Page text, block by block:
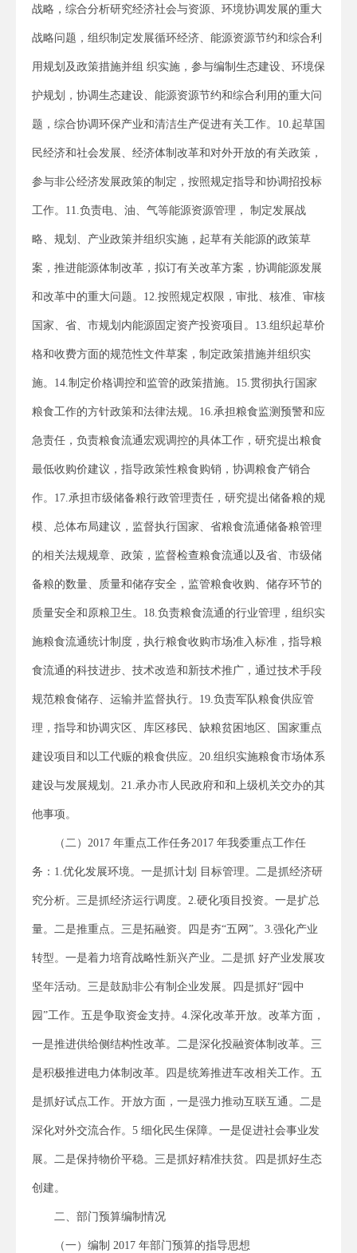
战略，综合分析研究经济社会与资源、环境协调发展的重大
战略问题，组织制定发展循环经济、能源资源节约和综合利
用规划及政策措施并组 织实施，参与编制生态建设、环境保
护规划，协调生态建设、能源资源节约和综合利用的重大问
题，综合协调环保产业和清洁生产促进有关工作。10.起草国
民经济和社会发展、经济体制改革和对外开放的有关政策，
参与非公经济发展政策的制定，按照规定指导和协调招投标
工作。11.负责电、油、气等能源资源管理， 制定发展战
略、规划、产业政策并组织实施，起草有关能源的政策草
案，推进能源体制改革，拟订有关改革方案，协调能源发展
和改革中的重大问题。12.按照规定权限，审批、核准、审核
国家、省、市规划内能源固定资产投资项目。13.组织起草价
格和收费方面的规范性文件草案，制定政策措施并组织实
施。14.制定价格调控和监管的政策措施。15.贯彻执行国家
粮食工作的方针政策和法律法规。16.承担粮食监测预警和应
急责任，负责粮食流通宏观调控的具体工作，研究提出粮食
最低收购价建议，指导政策性粮食购销，协调粮食产销合
作。17.承担市级储备粮行政管理责任，研究提出储备粮的规
模、总体布局建议，监督执行国家、省粮食流通储备粮管理
的相关法规规章、政策，监督检查粮食流通以及省、市级储
备粮的数量、质量和储存安全，监管粮食收购、储存环节的
质量安全和原粮卫生。18.负责粮食流通的行业管理，组织实
施粮食流通统计制度，执行粮食收购市场准入标准，指导粮
食流通的科技进步、技术改造和新技术推广，通过技术手段
规范粮食储存、运输并监督执行。19.负责军队粮食供应管
理，指导和协调灾区、库区移民、缺粮贫困地区、国家重点
建设项目和以工代赈的粮食供应。20.组织实施粮食市场体系
建设与发展规划。21.承办市人民政府和和上级机关交办的其
他事项。
（二）2017 年重点工作任务2017 年我委重点工作任
务：1.优化发展环境。一是抓计划 目标管理。二是抓经济研
究分析。三是抓经济运行调度。2.硬化项目投资。一是扩总
量。二是推重点。三是拓融资。四是夯“五网”。3.强化产业
转型。一是着力培育战略性新兴产业。二是抓 好产业发展攻
坚年活动。三是鼓励非公有制企业发展。四是抓好“园中
园”工作。五是争取资金支持。4.深化改革开放。改革方面，
一是推进供给侧结构性改革。二是深化投融资体制改革。三
是积极推进电力体制改革。四是统筹推进车改相关工作。五
是抓好试点工作。开放方面，一是强力推动互联互通。二是
深化对外交流合作。5 细化民生保障。一是促进社会事业发
展。二是保持物价平稳。三是抓好精准扶贫。四是抓好生态
创建。
二、部门预算编制情况
（一）编制 2017 年部门预算的指导思想